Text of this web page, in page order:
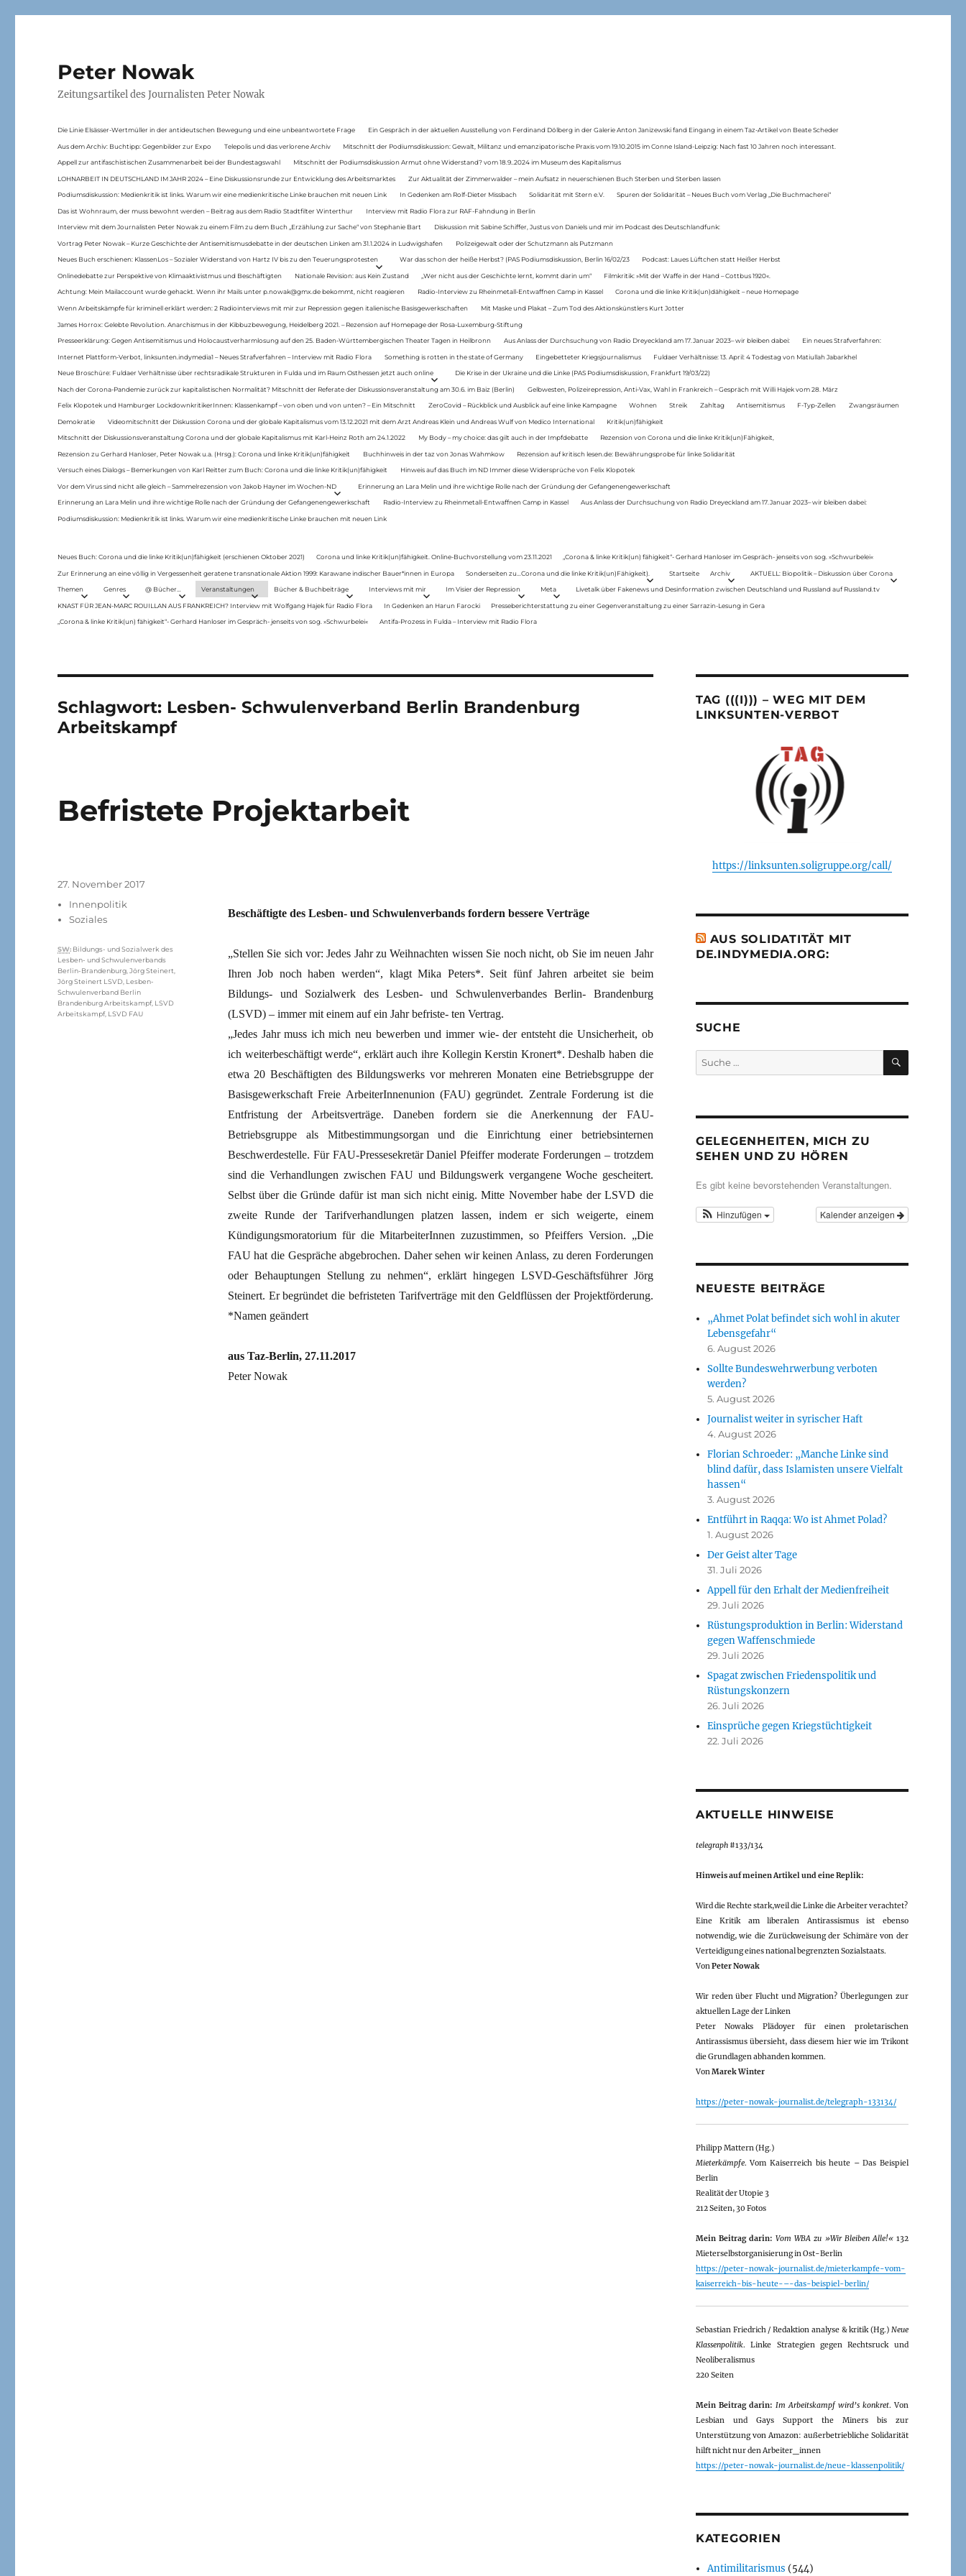
Peter Nowak
Zeitungsartikel des Journalisten Peter Nowak
Die Linie Elsässer-Wertmüller in der antideutschen Bewegung und eine unbeantwortete Frage Ein Gespräch in der aktuellen Ausstellung von Ferdinand Dölberg in der Galerie Anton Janizewski fand Eingang in einem Taz-Artikel von Beate Scheder
Aus dem Archiv: Buchtipp: Gegenbilder zur Expo Telepolis und das verlorene Archiv Mitschnitt der Podiumsdiskussion: Gewalt, Militanz und emanzipatorische Praxis vom 19.10.2015 im Conne Island-Leipzig: Nach fast 10 Jahren noch interessant.
Appell zur antifaschistischen Zusammenarbeit bei der Bundestagswahl Mitschnitt der Podiumsdiskussion Armut ohne Widerstand? vom 18.9..2024 im Museum des Kapitalismus
LOHNARBEIT IN DEUTSCHLAND IM JAHR 2024 – Eine Diskussionsrunde zur Entwicklung des Arbeitsmarktes Zur Aktualität der Zimmerwalder – mein Aufsatz in neuerschienen Buch Sterben und Sterben lassen
Podiumsdiskussion: Medienkritik ist links. Warum wir eine medienkritische Linke brauchen mit neuen Link In Gedenken am Rolf-Dieter Missbach Solidarität mit Stern e.V. Spuren der Solidarität – Neues Buch vom Verlag „Die Buchmacherei“
Das ist Wohnraum, der muss bewohnt werden – Beitrag aus dem Radio Stadtfilter Winterthur Interview mit Radio Flora zur RAF-Fahndung in Berlin
Interview mit dem Journalisten Peter Nowak zu einem Film zu dem Buch „Erzählung zur Sache“ von Stephanie Bart Diskussion mit Sabine Schiffer, Justus von Daniels und mir im Podcast des Deutschlandfunk:
Vortrag Peter Nowak – Kurze Geschichte der Antisemitismusdebatte in der deutschen Linken am 31.1.2024 in Ludwigshafen Polizeigewalt oder der Schutzmann als Putzmann
Neues Buch erschienen: KlassenLos – Sozialer Widerstand von Hartz IV bis zu den Teuerungsprotesten War das schon der heiße Herbst? (PAS Podiumsdiskussion, Berlin 16/02/23 Podcast: Laues Lüftchen statt Heißer Herbst
Onlinedebatte zur Perspektive von Klimaaktivistmus und Beschäftigten Nationale Revision: aus Kein Zustand „Wer nicht aus der Geschichte lernt, kommt darin um“ Filmkritik: »Mit der Waffe in der Hand – Cottbus 1920«.
Achtung: Mein Mailaccount wurde gehackt. Wenn ihr Mails unter p.nowak@gmx.de bekommt, nicht reagieren Radio-Interview zu Rheinmetall-Entwaffnen Camp in Kassel Corona und die linke Kritik(un)dähigkeit – neue Homepage
Wenn Arbeitskämpfe für kriminell erklärt werden: 2 Radiointerviews mit mir zur Repression gegen italienische Basisgewerkschaften Mit Maske und Plakat – Zum Tod des Aktionskünstlers Kurt Jotter
James Horrox: Gelebte Revolution. Anarchismus in der Kibbuzbewegung, Heidelberg 2021. – Rezension auf Homepage der Rosa-Luxemburg-Stiftung
Presseerklärung: Gegen Antisemitismus und Holocaustverharmlosung auf den 25. Baden-Württembergischen Theater Tagen in Heilbronn Aus Anlass der Durchsuchung von Radio Dreyeckland am 17.Januar 2023– wir bleiben dabei: Ein neues Strafverfahren:
Internet Plattform-Verbot, linksunten.indymedia1 – Neues Strafverfahren – Interview mit Radio Flora Something is rotten in the state of Germany Eingebetteter Kriegsjournalismus Fuldaer Verhältnisse: 13. April: 4 Todestag von Matiul­lah Jabarkhel
Neue Broschüre: Fuldaer Verhältnisse über rechtsradikale Strukturen in Fulda und im Raum Osthessen jetzt auch online Die Krise in der Ukraine und die Linke (PAS Podiumsdiskussion, Frankfurt 19/03/22)
Nach der Corona-Pandemie zurück zur kapitalistischen Normalität? Mitschnitt der Referate der Diskussionsveranstaltung am 30.6. im Baiz (Berlin) Gelbwesten, Polizeirepression, Anti-Vax, Wahl in Frankreich – Gespräch mit Willi Hajek vom 28. März
Felix Klopotek und Hamburger LockdownkritikerInnen: Klassenkampf – von oben und von unten? – Ein Mitschnitt ZeroCovid – Rückblick und Ausblick auf eine linke Kampagne Wohnen Streik Zahltag Antisemitismus F-Typ-Zellen Zwangsräumen
Demokratie Videomitschnitt der Diskussion Corona und der globale Kapitalismus vom 13.12.2021 mit dem Arzt Andreas Klein und Andreas Wulf von Medico International Kritik(un)fähigkeit
Mitschnitt der Diskussionsveranstaltung Corona und der globale Kapitalismus mit Karl-Heinz Roth am 24.1.2022 My Body – my choice: das gilt auch in der Impfdebatte Rezension von Corona und die linke Kritik(un)Fähigkeit,
Rezension zu Gerhard Hanloser, Peter Nowak u.a. (Hrsg.): Corona und linke Kritik(un)fähigkeit Buchhinweis in der taz von Jonas Wahmkow Rezension auf kritisch lesen.de: Bewährungsprobe für linke Solidarität
Versuch eines Dialogs – Bemerkungen von Karl Reitter zum Buch: Corona und die linke Kritik(un)fähigkeit Hinweis auf das Buch im ND Immer diese Widersprüche von Felix Klopotek
Vor dem Virus sind nicht alle gleich – Sammelrezension von Jakob Hayner im Wochen-ND Erinnerung an Lara Melin und ihre wichtige Rolle nach der Gründung der Gefangenengewerkschaft
Erinnerung an Lara Melin und ihre wichtige Rolle nach der Gründung der Gefangenengewerkschaft Radio-Interview zu Rheinmetall-Entwaffnen Camp in Kassel Aus Anlass der Durchsuchung von Radio Dreyeckland am 17.Januar 2023– wir bleiben dabei:
Podiumsdiskussion: Medienkritik ist links. Warum wir eine medienkritische Linke brauchen mit neuen Link
Neues Buch: Corona und die linke Kritik(un)fähigkeit (erschienen Oktober 2021) Corona und linke Kritik(un)fähigkeit. Online-Buchvorstellung vom 23.11.2021 „Corona & linke Kritik(un) fähigkeit“- Gerhard Hanloser im Gespräch- jenseits von sog. »Schwurbelei«
Zur Erinnerung an eine völlig in Vergessenheit geratene transnationale Aktion 1999: Karawane indischer Bauer*innen in Europa Sonderseiten zu…Corona und die linke Kritik(un)Fähigkeit). Startseite Archiv AKTUELL: Biopolitik – Diskussion über Corona
Themen Genres @ Bücher… Veranstaltungen Bücher & Buchbeiträge Interviews mit mir Im Visier der Repression Meta Livetalk über Fakenews und Desinformation zwischen Deutschland und Russland auf Russland.tv
KNAST FÜR JEAN-MARC ROUILLAN AUS FRANKREICH? Interview mit Wolfgang Hajek für Radio Flora In Gedenken an Harun Farocki Presseberichterstattung zu einer Gegenveranstaltung zu einer Sarrazin-Lesung in Gera
„Corona & linke Kritik(un) fähigkeit“- Gerhard Hanloser im Gespräch- jenseits von sog. »Schwurbelei« Antifa-Prozess in Fulda – Interview mit Radio Flora
Schlagwort: Lesben- Schwulenverband Berlin Brandenburg
Arbeitskampf
Befristete Projektarbeit
Beschäftigte des Lesben- und Schwulenverbands fordern bessere Verträge
„Stellen Sie sich vor: Jedes Jahr zu Weihnachten wissen Sie noch nicht, ob Sie im neuen Jahr
Ihren Job noch haben werden“, klagt Mika Peters*. Seit fünf Jahren arbeitet sie beim
Bildungs- und Sozialwerk des Lesben- und Schwulenverbandes Berlin- Brandenburg
(LSVD) – immer mit einem auf ein Jahr befriste- ten Vertrag.
„Jedes Jahr muss ich mich neu bewerben und immer wie- der entsteht die Unsicherheit, ob
ich weiterbeschäftigt werde“, erklärt auch ihre Kollegin Kerstin Kronert*. Deshalb haben die
etwa 20 Beschäftigten des Bildungswerks vor mehreren Monaten eine Betriebsgruppe der
Basisgewerkschaft Freie ArbeiterInnenunion (FAU) gegründet. Zentrale Forderung ist die
Entfristung der Arbeitsverträge. Daneben fordern sie die Anerkennung der FAU-
Betriebsgruppe als Mitbestimmungsorgan und die Einrichtung einer betriebsinternen
Beschwerdestelle. Für FAU-Pressesekretär Daniel Pfeiffer moderate Forderungen – trotzdem
sind die Verhandlungen zwischen FAU und Bildungswerk vergangene Woche gescheitert.
Selbst über die Gründe dafür ist man sich nicht einig. Mitte November habe der LSVD die
zweite Runde der Tarifverhandlungen platzen lassen, indem er sich weigerte, einem
Kündigungsmoratorium für die MitarbeiterInnen zuzustimmen, so Pfeiffers Version. „Die
FAU hat die Gespräche abgebrochen. Daher sehen wir keinen Anlass, zu deren Forderungen
oder Behauptungen Stellung zu nehmen“, erklärt hingegen LSVD-Geschäftsführer Jörg
Steinert. Er begründet die befristeten Tarifverträge mit den Geldflüssen der Projektförderung.
*Namen geändert
aus Taz-Berlin, 27.11.2017
Peter Nowak
Veröffentlicht
27. November 2017
Kategorien
Innenpolitik
Soziales
Schlagwörter
SW: Bildungs- und Sozialwerk des
Lesben- und Schwulenverbands
Berlin-Brandenburg ,Jörg Steinert
Jörg Steinert LSVD Lesben-
Schwulenverband Berlin
Brandenburg Arbeitskampf, LSVD
Arbeitskampf, LSVD FAU
TAG (((I))) – WEG MIT DEM
LINKSUNTEN-VERBOT
https://linksunten.soligruppe.org/call/
AUS SOLIDATITÄT MIT
DE.INDYMEDIA.ORG:
SUCHE
Suche
nach:
SUCHEN
GELEGENHEITEN, MICH ZU
SEHEN UND ZU HÖREN
Es gibt keine bevorstehenden Veranstaltungen.
Kalender anzeigen
Hinzufügen
NEUESTE BEITRÄGE
„Ahmet Polat befindet sich wohl in akuter
Lebensgefahr“
6. August 2026
Sollte Bundeswehrwerbung verboten
werden?
5. August 2026
Journalist weiter in syrischer Haft
4. August 2026
Florian Schroeder: „Manche Linke sind
blind dafür, dass Islamisten unsere Vielfalt
hassen“
3. August 2026
Entführt in Raqqa: Wo ist Ahmet Polad?
1. August 2026
Der Geist alter Tage
31. Juli 2026
Appell für den Erhalt der Medienfreiheit
29. Juli 2026
Rüstungsproduktion in Berlin: Widerstand
gegen Waffenschmiede
29. Juli 2026
Spagat zwischen Friedenspolitik und
Rüstungskonzern
26. Juli 2026
Einsprüche gegen Kriegstüchtigkeit
22. Juli 2026
AKTUELLE HINWEISE
telegraph#133/134
Hinweis auf meinen Artikel und eine Replik:
Wird die Rechte stark,weil die Linke die Arbeiter verachtet?
Eine Kritik am liberalen Antirassismus ist ebenso
notwendig, wie die Zurückweisung der Schimäre von der
Verteidigung eines national begrenzten Sozialstaats.
VonPeter Nowak
Wir reden über Flucht und Migration? Überlegungen zur
aktuellen Lage der Linken
Peter Nowaks Plädoyer für einen proletarischen
Antirassismus übersieht, dass diesem hier wie im Trikont
die Grundlagen abhanden kommen.
VonMarek Winter
https://peter-nowak-journalist.de/telegraph-133134/
Philipp Mattern (Hg.)
Mieterkämpfe. Vom Kaiserreich bis heute – Das Beispiel
Berlin
Realität der Utopie 3
212 Seiten, 30 Fotos
Mein Beitrag darin: Vom WBA zu »Wir Bleiben Alle!«132
Mieterselbstorganisierung in Ost-Berlin
https://peter-nowak-journalist.de/mieterkampfe-vom-
kaiserreich-bis-heute-–-das-beispiel-berlin/
Sebastian Friedrich / Redaktion analyse & kritik (Hg.) Neue
Klassenpolitik. Linke Strategien gegen Rechtsruck und
Neoliberalismus
220 Seiten
Mein Beitrag darin: Im Arbeitskampf wird’s konkret. Von
Lesbian und Gays Support the Miners bis zur
Unterstützung von Amazon: außerbetriebliche Solidarität
hilft nicht nur den Arbeiter_innen
https://peter-nowak-journalist.de/neue-klassenpolitik/
KATEGORIEN
Antimilitarismus (544)